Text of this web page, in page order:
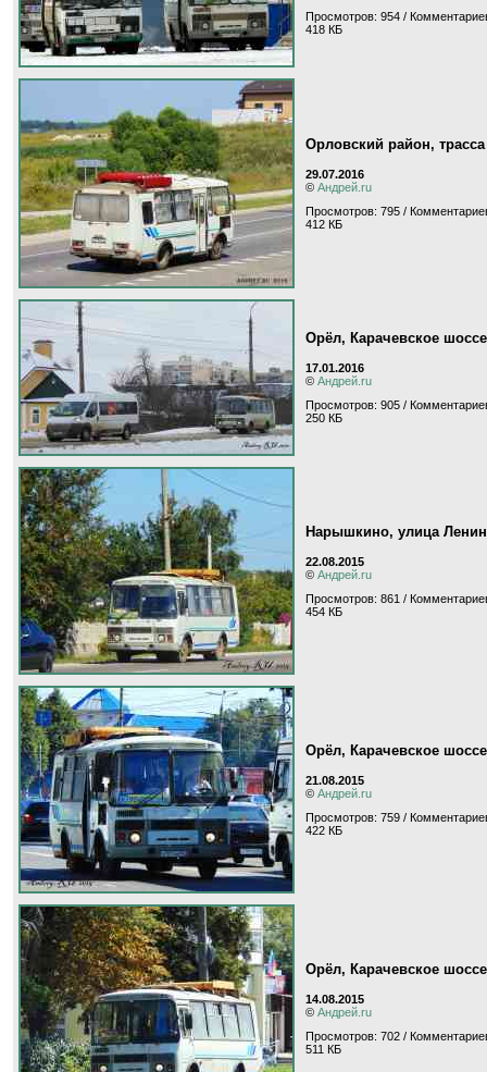
Просмотров: 954 /
418 КБ
Орловский район,
29.07.2016
© Андрей.ru
Просмотров: 795 /
412 КБ
Орёл, Карачевское шоссе
17.01.2016
© Андрей.ru
Просмотров: 905 /
250 КБ
Нарышкино, улица
22.08.2015
© Андрей.ru
Просмотров: 861 /
454 КБ
Орёл, Карачевское шоссе
21.08.2015
© Андрей.ru
Просмотров: 759 /
422 КБ
Орёл, Карачевское шоссе
14.08.2015
© Андрей.ru
Просмотров: 702 /
511 КБ